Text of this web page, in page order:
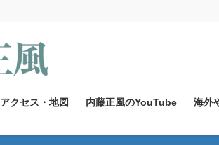
アクセス・地図 内藤正風のYouTube 海外